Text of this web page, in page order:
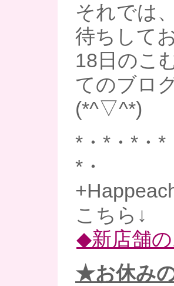
それでは
待ちして
18日のこ
てのブロ
(*^▽^*)
*・*・*・
*・
こちら↓
◆新店舗
★お休み